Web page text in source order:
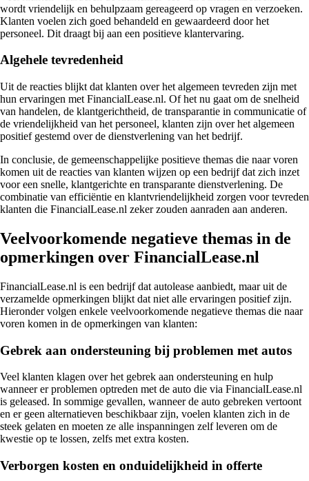
wordt vriendelijk en behulpzaam gereageerd op vragen en verzoeken.
Klanten voelen zich goed behandeld en gewaardeerd door het
personeel. Dit draagt bij aan een positieve klantervaring.
Algehele tevredenheid
Uit de reacties blijkt dat klanten over het algemeen tevreden zijn met
hun ervaringen met FinancialLease.nl. Of het nu gaat om de snelheid
van handelen, de klantgerichtheid, de transparantie in communicatie of
de vriendelijkheid van het personeel, klanten zijn over het algemeen
positief gestemd over de dienstverlening van het bedrijf.
In conclusie, de gemeenschappelijke positieve themas die naar voren
komen uit de reacties van klanten wijzen op een bedrijf dat zich inzet
voor een snelle, klantgerichte en transparante dienstverlening. De
combinatie van efficiëntie en klantvriendelijkheid zorgen voor tevreden
klanten die FinancialLease.nl zeker zouden aanraden aan anderen.
Veelvoorkomende negatieve themas in de
opmerkingen over FinancialLease.nl
FinancialLease.nl is een bedrijf dat autolease aanbiedt, maar uit de
verzamelde opmerkingen blijkt dat niet alle ervaringen positief zijn.
Hieronder volgen enkele veelvoorkomende negatieve themas die naar
voren komen in de opmerkingen van klanten:
Gebrek aan ondersteuning bij problemen met autos
Veel klanten klagen over het gebrek aan ondersteuning en hulp
wanneer er problemen optreden met de auto die via FinancialLease.nl
is geleased. In sommige gevallen, wanneer de auto gebreken vertoont
en er geen alternatieven beschikbaar zijn, voelen klanten zich in de
steek gelaten en moeten ze alle inspanningen zelf leveren om de
kwestie op te lossen, zelfs met extra kosten.
Verborgen kosten en onduidelijkheid in offerte